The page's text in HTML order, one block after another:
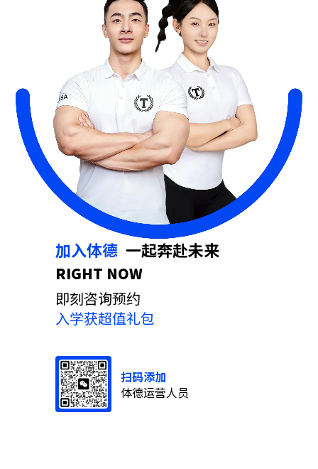
加入体德 ⼀起奔赴未来
RIGHT NOW
即刻咨询预约
入学获超值礼包
扫码添加
体德运营人员